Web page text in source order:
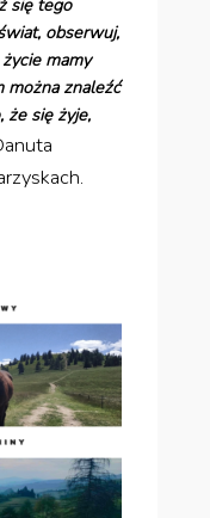
się tego
obserwuj,
mamy
można znaleźć
że się żyje,